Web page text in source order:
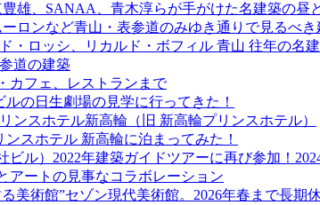
雄、SANAA、青木淳らが手がけた名建築の昼
ロンなど青山・表参道のみゆき通りで見るべき
・ロッシ、リカルド・ボフィル 青山 往年の名
道の建築
カフェ、レストランまで
の日生劇場の見学に行ってきた！
スホテル新高輪（旧 新高輪プリンスホテル）
スホテル 新高輪に泊まってみた！
ル）2022年建築ガイドツアーに再び参加！
アートの見事なコラボレーション
術館”セゾン現代美術館。2026年春まで長期休